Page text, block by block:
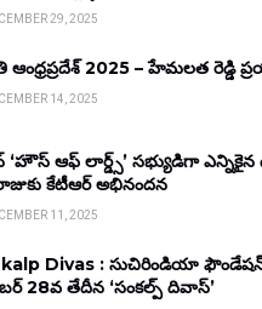
29, 2025
ఆంధ్రప్రదేశ్ 2025 – హేమలత రెడ్డి
14, 2025
‘హౌస్ ఆఫ్ లార్డ్స్’ సభ్యుడిగా
కేటీఆర్ అభినందన
11, 2025
Divas : సుచిరిండియా
28వ తేదీన ‘సంకల్ప్ దివాస్’